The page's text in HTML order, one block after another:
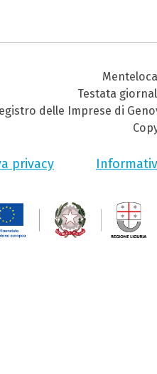
Testata
delle Imprese di
privacy